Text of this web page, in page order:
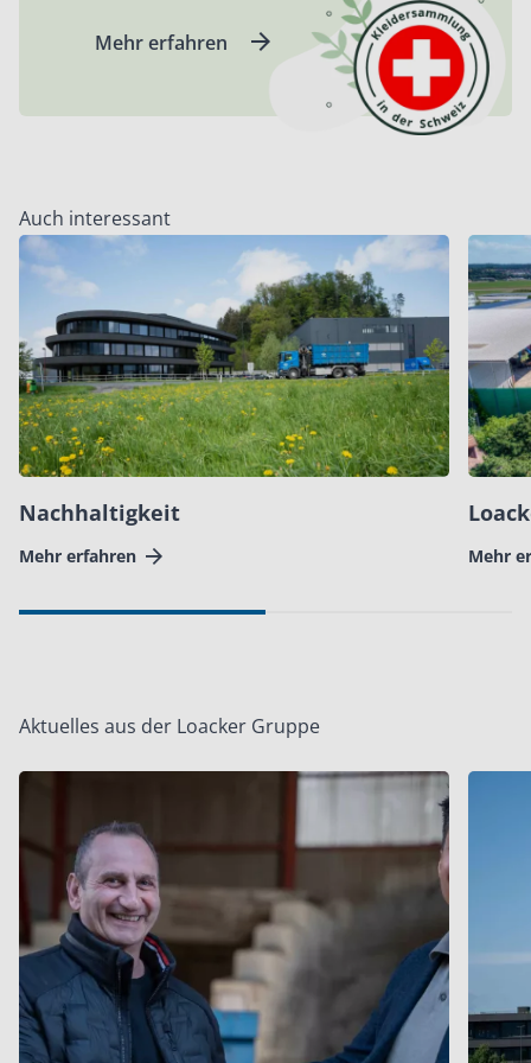
Mehr erfahren
Auch interessant
Nachhaltigkeit
Mehr erfahren Mehr
Aktuelles aus der Loacker Gruppe